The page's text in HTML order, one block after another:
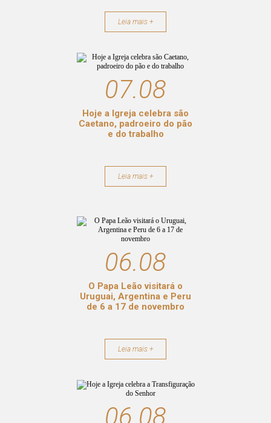
Leia mais +
07.08
Hoje a Igreja celebra são
Caetano, padroeiro do pão
e do trabalho
Leia mais +
06.08
O Papa Leão visitará o
Uruguai, Argentina e Peru
de 6 a 17 de novembro
Leia mais +
06.08